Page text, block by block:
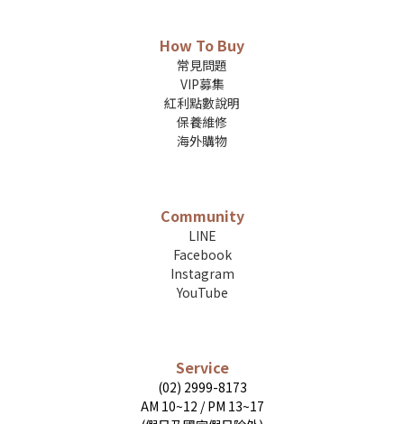
How To Buy
常見問題
VIP募集
紅利點數說明
保養維修
海外購物
Community
LINE
Facebook
Instagram
YouTube
Service
(02) 2999-8173
AM 10~12 / PM 13~17